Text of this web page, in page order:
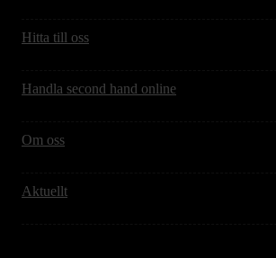
Hitta till oss
Handla second hand online
Om oss
Aktuellt